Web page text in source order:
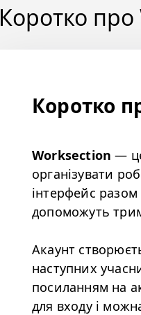
Коротко
Коротко
Worksection —
організувати
інтерфейс
допоможуть
Акаунт
наступних
посиланням на
для входу і